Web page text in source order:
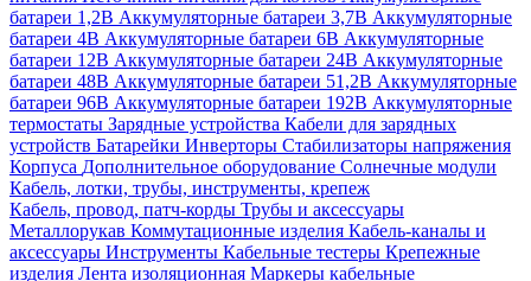
батареи 1,2В Аккумуляторные батареи 3,7В Аккумуляторные
батареи 4В Аккумуляторные батареи 6В Аккумуляторные
батареи 12В Аккумуляторные батареи 24В Аккумуляторные
батареи 48В Аккумуляторные батареи 51,2В Аккумуляторные
батареи 96В Аккумуляторные батареи 192В Аккумуляторные
термостаты Зарядные устройства Кабели для зарядных
устройств Батарейки Инверторы Стабилизаторы напряжения
Корпуса Дополнительное оборудование Солнечные модули
Кабель, лотки, трубы, инструменты, крепеж
Кабель, провод, патч-корды Трубы и аксессуары
Металлорукав Коммутационные изделия Кабель-каналы и
аксессуары Инструменты Кабельные тестеры Крепежные
изделия Лента изоляционная Маркеры кабельные